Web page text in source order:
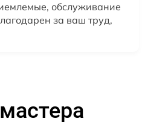
обслуживание
за ваш труд,